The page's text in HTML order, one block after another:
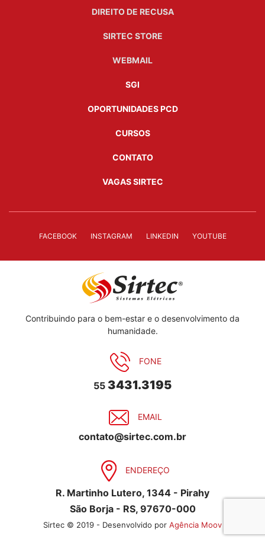
DIREITO DE RECUSA
SIRTEC STORE
WEBMAIL
SGI
OPORTUNIDADES PCD
CURSOS
CONTATO
VAGAS SIRTEC
FACEBOOK INSTAGRAM LINKEDIN YOUTUBE
Contribuindo para o bem-estar e o desenvolvimento da
humanidade.
FONE
55 3431.3195
EMAIL
contato@sirtec.com.br
ENDEREÇO
R. Martinho Lutero, 1344 - Pirahy
São Borja - RS, 97670-000
Sirtec © 2019 - Desenvolvido por Agência Moov